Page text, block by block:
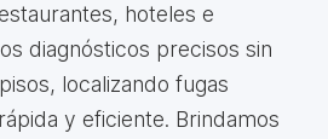
hoteles e
diagnósticos precisos sin
localizando fugas
y eficiente. Brindamos